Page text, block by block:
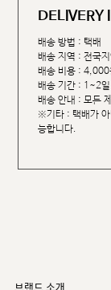
DELIVERY
배송 방법 : 택배
배송 지역 : 전국지
배송 비용 : 4,000
배송 기간 : 1~2
배송 안내 : 모든
※기타 : 택배가 아
능합니다.